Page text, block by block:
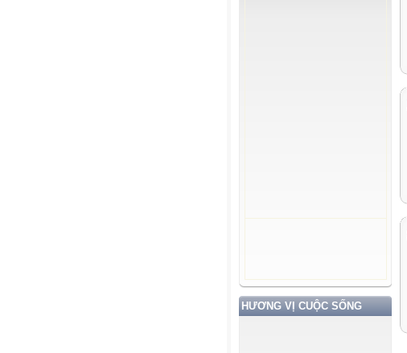
HƯƠNG VỊ CUỘC SỐNG